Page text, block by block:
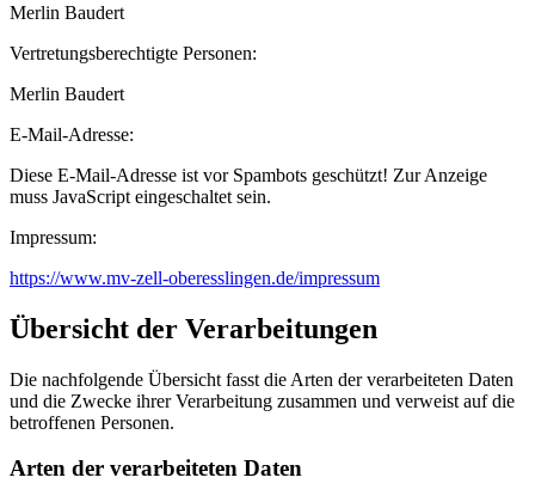
Merlin Baudert
Vertretungsberechtigte Personen:
Merlin Baudert
E-Mail-Adresse:
Diese E-Mail-Adresse ist vor Spambots geschützt! Zur Anzeige
muss JavaScript eingeschaltet sein.
Impressum:
https://www.mv-zell-oberesslingen.de/impressum
Übersicht der Verarbeitungen
Die nachfolgende Übersicht fasst die Arten der verarbeiteten Daten
und die Zwecke ihrer Verarbeitung zusammen und verweist auf die
betroffenen Personen.
Arten der verarbeiteten Daten